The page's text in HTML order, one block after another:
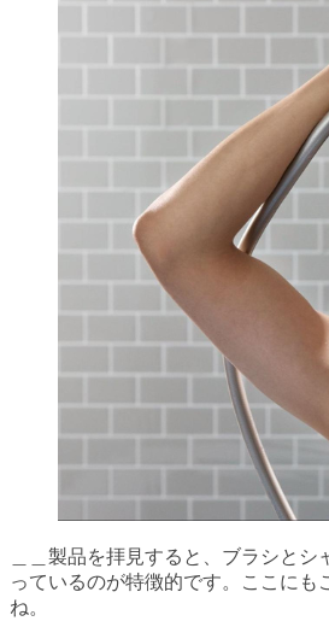
＿＿製品を拝見すると、ブラシと
っているのが特徴的です。ここにも
ね。